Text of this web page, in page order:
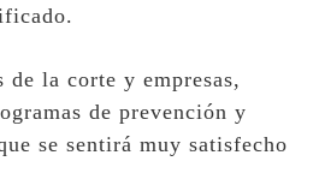
la corte y empresas,
de prevención y
se sentirá muy satisfecho